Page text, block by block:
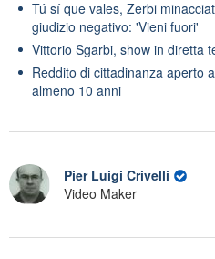
Tú sí que vales, Zerbi
giudizio negativo: 'Vieni fuori'
Vittorio Sgarbi, show in diretta
Reddito di cittadinanza aperto
almeno 10 anni
Pier Luigi Crivelli
Video Maker